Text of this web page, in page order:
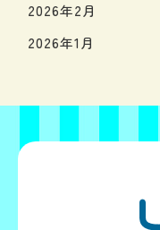
2026年2月
2026年1月